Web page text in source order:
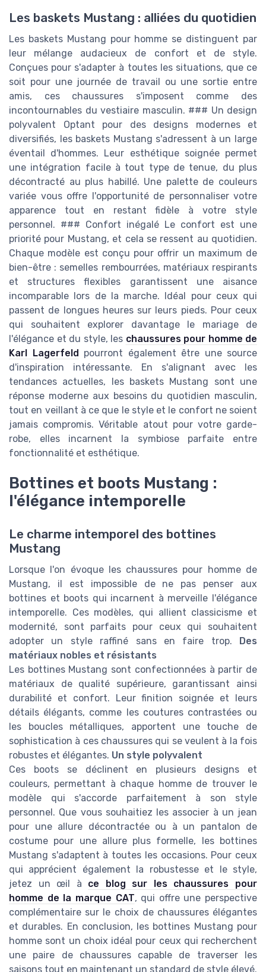
Les baskets Mustang : alliées du quotidien
Les baskets Mustang pour homme se distinguent par
leur mélange audacieux de confort et de style.
Conçues pour s'adapter à toutes les situations, que ce
soit pour une journée de travail ou une sortie entre
amis, ces chaussures s'imposent comme des
incontournables du vestiaire masculin. ### Un design
polyvalent Optant pour des designs modernes et
diversifiés, les baskets Mustang s'adressent à un large
éventail d'hommes. Leur esthétique soignée permet
une intégration facile à tout type de tenue, du plus
décontracté au plus habillé. Une palette de couleurs
variée vous offre l'opportunité de personnaliser votre
apparence tout en restant fidèle à votre style
personnel. ### Confort inégalé Le confort est une
priorité pour Mustang, et cela se ressent au quotidien.
Chaque modèle est conçu pour offrir un maximum de
bien-être : semelles rembourrées, matériaux respirants
et structures flexibles garantissent une aisance
incomparable lors de la marche. Idéal pour ceux qui
passent de longues heures sur leurs pieds. Pour ceux
qui souhaitent explorer davantage le mariage de
l'élégance et du style, les chaussures pour homme de
Karl Lagerfeld
pourront également être une source
d'inspiration intéressante. En s'alignant avec les
tendances actuelles, les baskets Mustang sont une
réponse moderne aux besoins du quotidien masculin,
tout en veillant à ce que le style et le confort ne soient
jamais compromis. Véritable atout pour votre garde-
robe, elles incarnent la symbiose parfaite entre
fonctionnalité et esthétique.
Bottines et boots Mustang :
l'élégance intemporelle
Le charme intemporel des bottines
Mustang
Lorsque l'on évoque les chaussures pour homme de
Mustang, il est impossible de ne pas penser aux
bottines et boots qui incarnent à merveille l'élégance
intemporelle. Ces modèles, qui allient classicisme et
modernité, sont parfaits pour ceux qui souhaitent
adopter un style raffiné sans en faire trop. Des
matériaux nobles et résistants
Les bottines Mustang sont confectionnées à partir de
matériaux de qualité supérieure, garantissant ainsi
durabilité et confort. Leur finition soignée et leurs
détails élégants, comme les coutures contrastées ou
les boucles métalliques, apportent une touche de
sophistication à ces chaussures qui se veulent à la fois
robustes et élégantes. Un style polyvalent
Ces boots se déclinent en plusieurs designs et
couleurs, permettant à chaque homme de trouver le
modèle qui s'accorde parfaitement à son style
personnel. Que vous souhaitiez les associer à un jean
pour une allure décontractée ou à un pantalon de
costume pour une allure plus formelle, les bottines
Mustang s'adaptent à toutes les occasions. Pour ceux
qui apprécient également la robustesse et le style,
jetez un œil à ce blog sur les chaussures pour
homme de la marque CAT, qui offre une perspective
complémentaire sur le choix de chaussures élégantes
et durables. En conclusion, les bottines Mustang pour
homme sont un choix idéal pour ceux qui recherchent
une paire de chaussures capable de traverser les
saisons tout en maintenant un standard de style élevé.